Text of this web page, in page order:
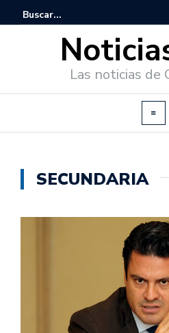
Las noticias de
SECUNDARIA